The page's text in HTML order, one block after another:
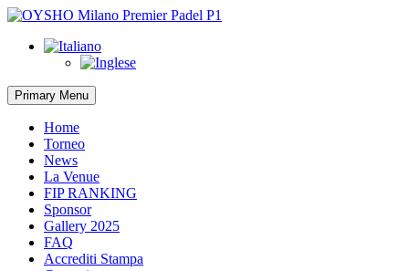
Skip
content
Primary Menu
Home
Torneo
News
La Venue
FIP RANKING
Sponsor
Gallery 2025
FAQ
Accrediti Stampa